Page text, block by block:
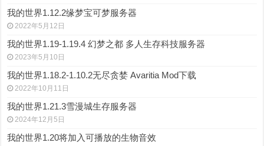
我的世界1.12.2缘梦宝可梦服务器
2022年5月12日
我的世界1.19-1.19.4 幻梦之都 多人生存科技服务器
2023年5月10日
我的世界1.18.2-1.10.2无尽贪婪 Avaritia Mod下载
2022年10月11日
我的世界1.21.3雪漫城生存服务器
2024年12月5日
我的世界1.20将加入可播放的生物音效